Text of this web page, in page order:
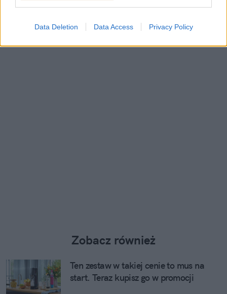
Data Deletion Data Access Privacy Policy
Zobacz również
Ten zestaw w takiej cenie to mus na
start. Teraz kupisz go w promocji